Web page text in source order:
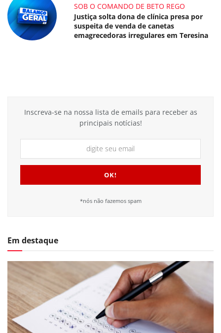
SOB O COMANDO DE BETO REGO
Justiça solta dona de clínica presa por
suspeita de venda de canetas
emagrecedoras irregulares em Teresina
Inscreva-se na nossa lista de emails para receber as
principais notícias!
*nós não fazemos spam
Em destaque